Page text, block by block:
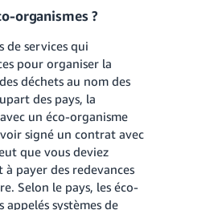
organismes ?
de services qui
pour organiser la
déchets au nom des
des pays, la
un éco-organisme
signé un contrat avec
que vous deviez
payer des redevances
Selon le pays, les éco-
systèmes de